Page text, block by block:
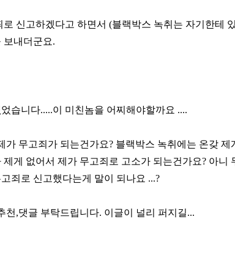
로 신고하겠다고 하면서 (블랙박스 녹취는 자기한테
보내더군요.
습니다.....이 미친놈을 어찌해야할까요 ....
가 무고죄가 되는건가요? 블랙박스 녹취에는 온갖
게 없어서 제가 무고죄로 고소가 되는건가요? 아
죄로 신고했다는게 말이 되나요 ...?
천,댓글 부탁드립니다. 이글이 널리 퍼지길...